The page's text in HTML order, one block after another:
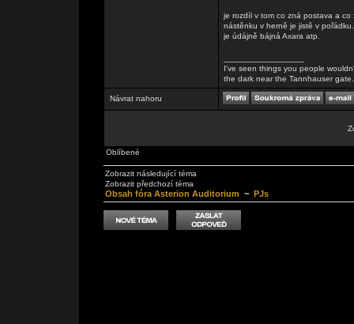
je rozdíl v tom co zná postava a
nástěnku v herně je jistě v
je údájně bájná Axara atp.
I've seen things you people
the dark near the Tannhauser
Návrat nahoru
Oblíbené
Zobrazit následující téma
Zobrazit předchozí téma
Obsah fóra Asterion Auditorium ~ PJs